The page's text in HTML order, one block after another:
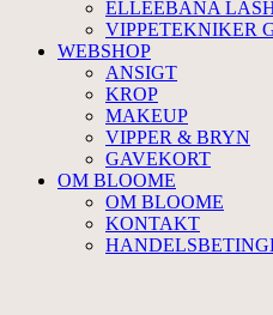
ELLEEBANA
VIPPETEKNIKER
WEBSHOP
ANSIGT
KROP
MAKEUP
VIPPER & BRYN
GAVEKORT
OM BLOOME
OM BLOOME
KONTAKT